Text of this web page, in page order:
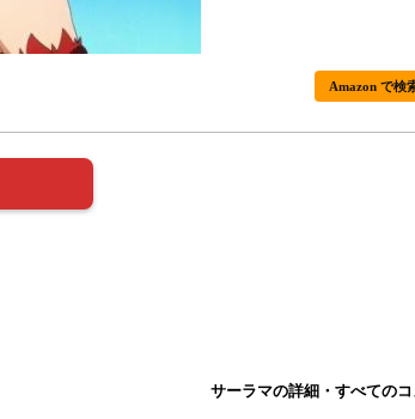
Amazon で検
サーラマの詳細・すべての